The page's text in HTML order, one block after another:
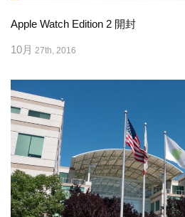
Apple Watch Edition 2 開封
10月 27th, 2016